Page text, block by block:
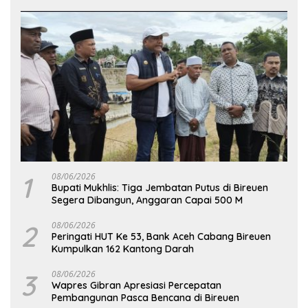
1 08/06/2026
Bupati Mukhlis: Tiga Jembatan Putus di Bireuen
Segera Dibangun, Anggaran Capai 500 M
2 08/06/2026
Peringati HUT Ke 53, Bank Aceh Cabang Bireuen
Kumpulkan 162 Kantong Darah
3 08/06/2026
Wapres Gibran Apresiasi Percepatan
Pembangunan Pasca Bencana di Bireuen